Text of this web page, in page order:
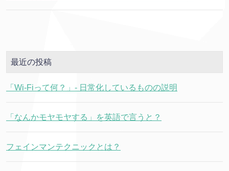
最近の投稿
「Wi-Fiって何？」- 日常化しているものの説明
「なんかモヤモヤする」を英語で言うと？
フェインマンテクニックとは？